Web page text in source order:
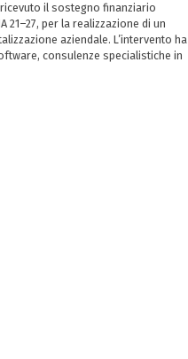
ricevuto il sostegno finanziario
21–27, per la realizzazione di un
aziendale. L’intervento ha
consulenze specialistiche in